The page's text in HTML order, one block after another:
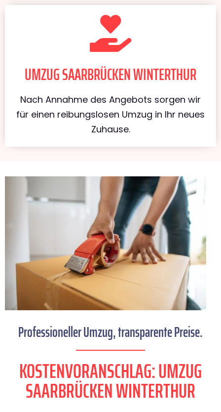
UMZUG SAARBRÜCKEN WINTERTHUR
Nach Annahme des Angebots sorgen wir
für einen reibungslosen Umzug in Ihr neues
Zuhause.
Professioneller Umzug, transparente Preise.
KOSTENVORANSCHLAG: UMZUG
SAARBRÜCKEN WINTERTHUR